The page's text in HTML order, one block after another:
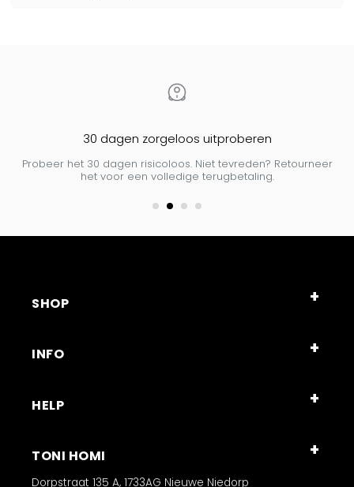
30 dagen zorgeloos uitproberen
Probeer het 30 dagen risicoloos. Niet tevreden? Retourneer
het voor een volledige terugbetaling.
SHOP
INFO
HELP
TONI HOMI
Dorpstraat 135 A, 1733AG Nieuwe Niedorp